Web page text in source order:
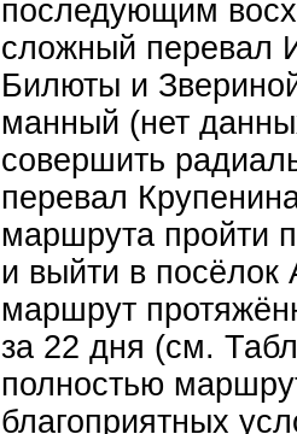
последующим
сложный перевал
Билюты и
манный (нет
совершить
перевал
маршрута пройти
и выйти в
маршрут
за 22 дня (см.
полностью
благоприятных